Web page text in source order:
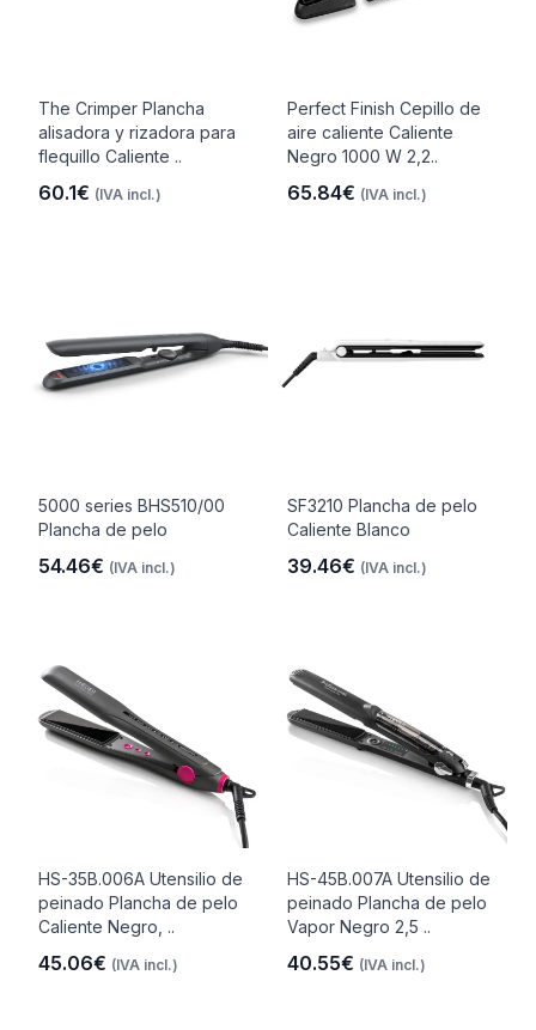
The Crimper Plancha
alisadora y rizadora para
flequillo Caliente ..
60.1€ (IVA incl.)
Perfect Finish Cepillo de
aire caliente Caliente
Negro 1000 W 2,2..
65.84€ (IVA incl.)
5000 series BHS510/00
Plancha de pelo
54.46€ (IVA incl.)
SF3210 Plancha de pelo
Caliente Blanco
39.46€ (IVA incl.)
HS-35B.006A Utensilio de
peinado Plancha de pelo
Caliente Negro, ..
45.06€ (IVA incl.)
HS-45B.007A Utensilio de
peinado Plancha de pelo
Vapor Negro 2,5 ..
40.55€ (IVA incl.)